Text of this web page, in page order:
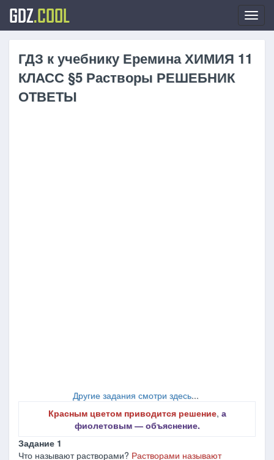
GDZ.COOL
ГДЗ к учебнику Еремина ХИМИЯ 11
КЛАСС §5 Растворы РЕШЕБНИК
ОТВЕТЫ
Другие задания смотри здесь...
Красным цветом приводится решение, а
фиолетовым ― объяснение.
Задание 1
Что называют растворами? Растворами называют